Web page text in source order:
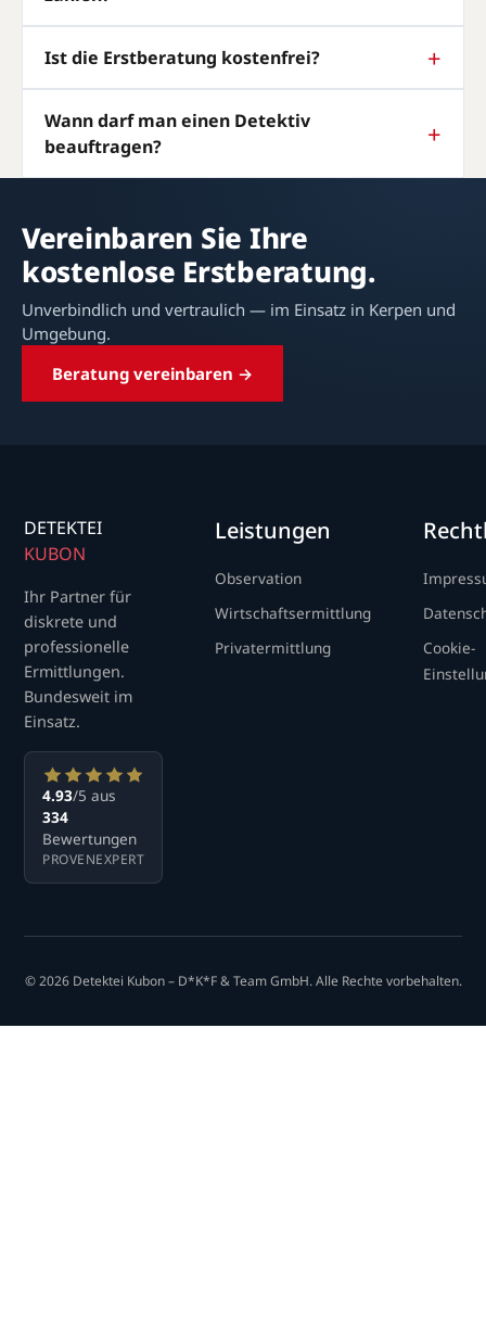
Ist die Erstberatung kostenfrei?
Wann darf man einen Detektiv
beauftragen?
Vereinbaren Sie Ihre
kostenlose Erstberatung.
Unverbindlich und vertraulich — im Einsatz in Kerpen und
Umgebung.
Beratung vereinbaren →
DETEKTEI
KUBON
Ihr Partner für
diskrete und
professionelle
Ermittlungen.
Bundesweit im
Einsatz.
4.93/5 aus
334
Bewertungen
PROVENEXPERT
Leistungen
Observation
Wirtschaftsermittlung
Privatermittlung
Cookie-
© 2026 Detektei Kubon – D*K*F & Team GmbH. Alle Rechte vorbehalten.